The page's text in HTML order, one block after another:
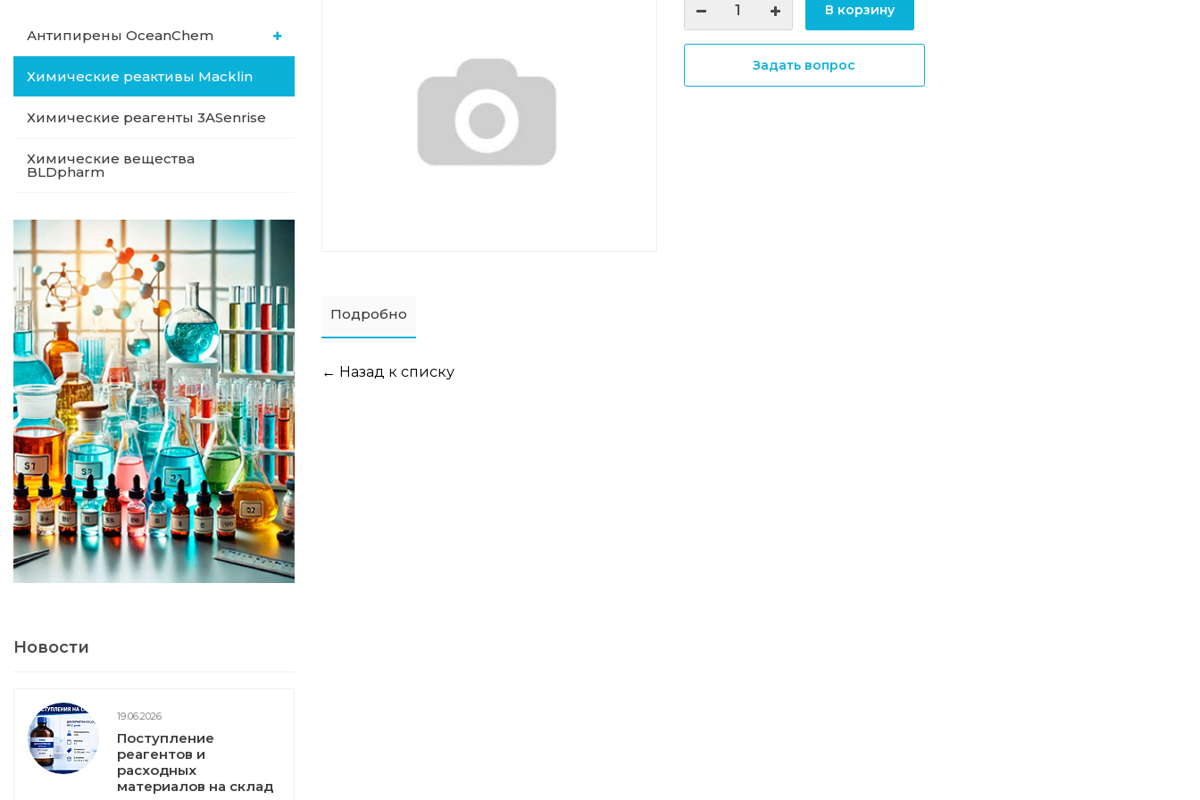
Антипирены OceanСhem
Химические реактивы Macklin
Химические реагенты 3ASenrise
Химические вещества
BLDpharm
Новости
19.06.2026
Поступление
реагентов и
расходных
материалов на склад
В корзину
Задать вопрос
Подробно
← Назад к списку